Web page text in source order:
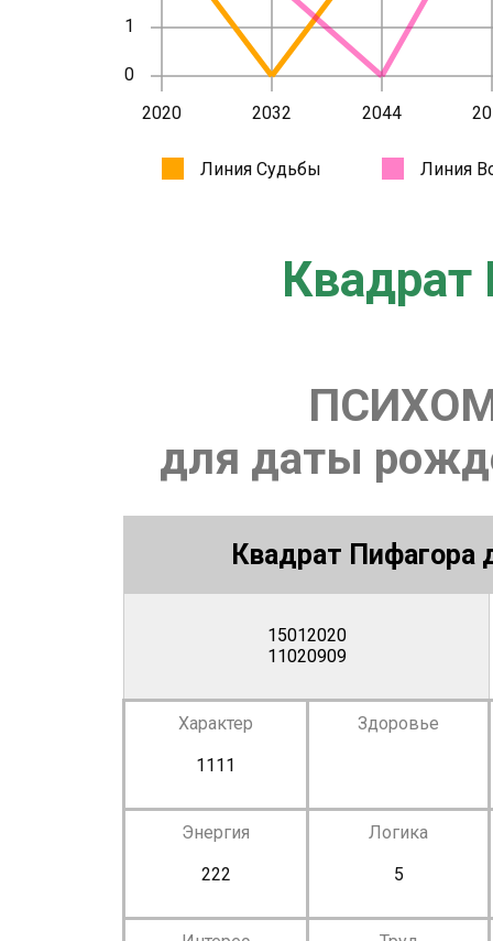
Квадрат
для даты
Квадрат Пифагора
15012020
11020909
Характер
1111
Здоровье
Энергия
222
Логика
5